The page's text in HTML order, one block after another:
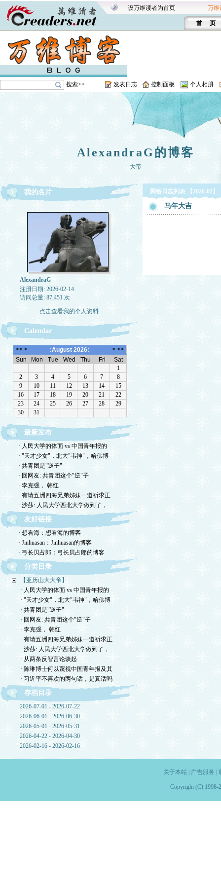
设万维读者为首页 万维
首 页
搜索>> 发表日志 控制面板 个人相册
AlexandraG的博客
大帝
我的名片
AlexandraG
注册日期: 2026-02-14
访问总量: 87,451 次
点击查看我的个人资料
Calendar
最新发布
· 人民大学的体面 vs 中国青年报的
· "天才少女"，北大"韦神"，哈佛博
· 共青团是"逆子"
· 回网友: 共青团这个"逆"子
· 李克强， 韩红
· 有请五洲四海兄弟姊妹一道祈求正
· 沙莎: 人民大学西北大学做到了，
友好链接
· 想看海：想看海的博客
· Jinhuasan：Jinhuasan的博客
· 弓长贝占郎：弓长贝占郎的博客
分类目录
【亚历山大大帝】
· 人民大学的体面 vs 中国青年报的
· "天才少女"，北大"韦神"，哈佛博
· 共青团是"逆子"
· 回网友: 共青团这个"逆"子
· 李克强， 韩红
· 有请五洲四海兄弟姊妹一道祈求正
· 沙莎: 人民大学西北大学做到了，
· 从两条反智言论谈起
· 陈琳博士何以蔑视中国青年报及其
· 习近平不喜欢的两句话，是真话吗
存档目录
2026-07-01 - 2026-07-22
2026-06-01 - 2026-06-30
2026-05-01 - 2026-05-31
2026-04-22 - 2026-04-30
2026-02-16 - 2026-02-16
网络日志列表 【2026-02】
马年大吉
关于本站| 广告服务
Copyright (C) 1998-